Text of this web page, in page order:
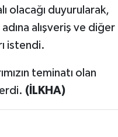
olacağı duyurularak,
alışveriş ve diğer
istendi.
teminatı olan
(İLKHA)